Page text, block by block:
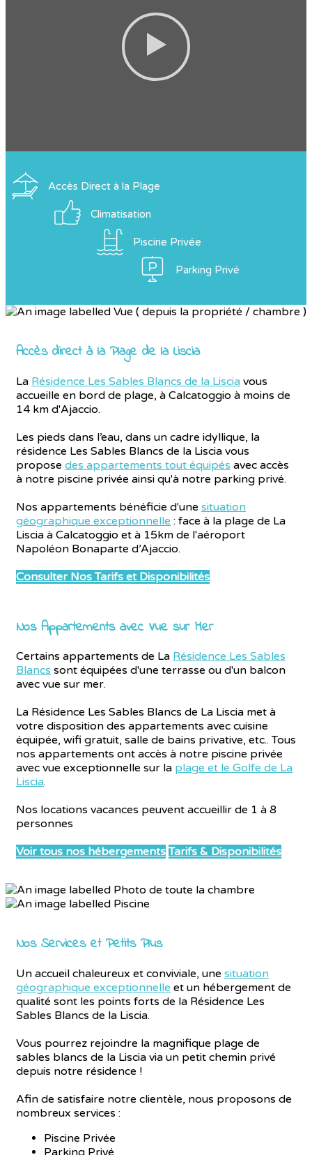
Accès Direct à la Plage
Climatisation
Piscine Privée
Parking Privé
Accès direct à la Plage de la Liscia
La Résidence Les Sables Blancs de la Liscia vous
accueille en bord de plage, à Calcatoggio à moins de
14 km d'Ajaccio.
Les pieds dans l’eau, dans un cadre idyllique, la
résidence Les Sables Blancs de la Liscia vous
propose des appartements tout équipés avec accès
à notre piscine privée ainsi qu'à notre parking privé.
Nos appartements bénéficie d'une situation
géographique exceptionnelle : face à la plage de La
Liscia à Calcatoggio et à 15km de l'aéroport
Napoléon Bonaparte d’Ajaccio.
Consulter Nos Tarifs et Disponibilités
Nos Appartements avec Vue sur Mer
Certains appartements de La Résidence Les Sables
Blancs sont équipées d'une terrasse ou d'un balcon
avec vue sur mer.
La Résidence Les Sables Blancs de La Liscia met à
votre disposition des appartements avec cuisine
équipée, wifi gratuit, salle de bains privative, etc.. Tous
nos appartements ont accès à notre piscine privée
avec vue exceptionnelle sur la plage et le Golfe de La
Liscia.
Nos locations vacances peuvent accueillir de 1 à 8
personnes
Voir tous nos hébergements Tarifs & Disponibilités
Nos Services et Petits Plus
Un accueil chaleureux et conviviale, une situation
géographique exceptionnelle et un hébergement de
qualité sont les points forts de la Résidence Les
Sables Blancs de la Liscia.
Vous pourrez rejoindre la magnifique plage de
sables blancs de la Liscia via un petit chemin privé
depuis notre résidence !
Afin de satisfaire notre clientèle, nous proposons de
nombreux services :
Piscine Privée
Parking Privé